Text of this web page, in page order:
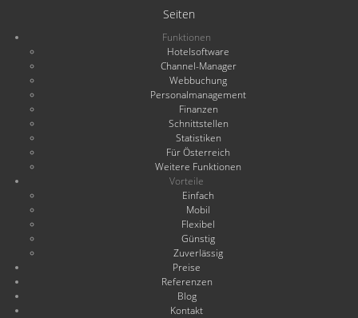
Seiten
Funktionen
Hotelsoftware
Channel-Manager
Webbuchung
Personalmanagement
Finanzen
Schnittstellen
Statistiken
Für Österreich
Weitere Funktionen
Vorteile
Einfach
Mobil
Flexibel
Günstig
Zuverlässig
Preise
Referenzen
Blog
Kontakt